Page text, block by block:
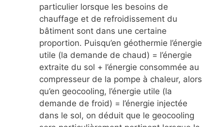
particulier lorsque les besoins de
chauffage et de refroidissement du
bâtiment sont dans une certaine
proportion. Puisqu’en géothermie l’énergie
utile (la demande de chaud) = l’énergie
extraite du sol + l’énergie consommée au
compresseur de la pompe à chaleur, alors
qu’en geocooling, l’énergie utile (la
demande de froid) = l’énergie injectée
dans le sol, on déduit que le geocooling